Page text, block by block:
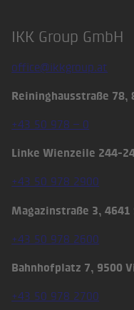
Footer
IKK Group GmbH
office@ikkgroup.at
Reininghausstraße 78,
+43 50 978 – 0
Linke Wienzeile 244-
+43 50 978 2900
Magazinstraße 3,
+43 50 978 2600
Bahnhofplatz 7, 9500
+43 50 978 2700